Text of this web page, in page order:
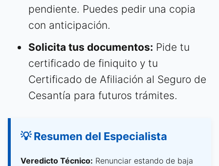
pendiente. Puedes pedir una copia
con anticipación.
Solicita tus documentos: Pide tu
certificado de finiquito y tu
Certificado de Afiliación al Seguro de
Cesantía para futuros trámites.
💡 Resumen del Especialista
Veredicto Técnico: Renunciar estando de baja